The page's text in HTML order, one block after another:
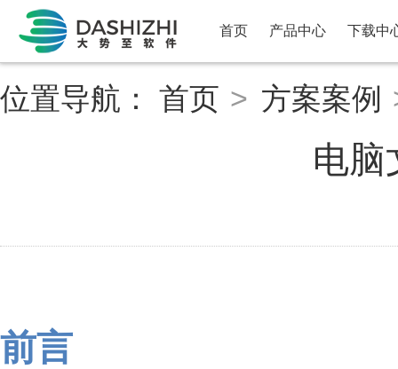
首页 产品中心 下载中
位置导航： 首页 > 方案案例
电脑
前言